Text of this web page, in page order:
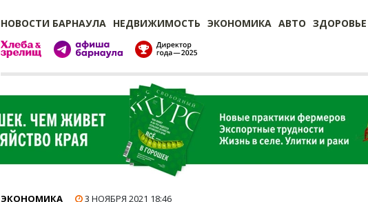
НОВОСТИ БАРНАУЛА НЕДВИЖИМОСТЬ ЭКОНОМИКА АВТО ЗДОРОВЬЕ
ЭКОНОМИКА 3 НОЯБРЯ 2021 18:46